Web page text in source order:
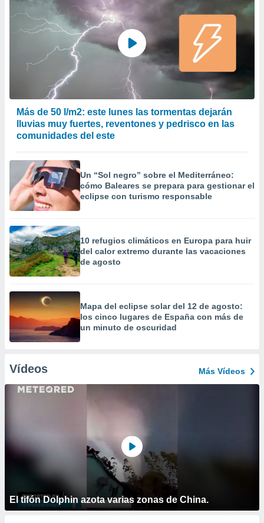
Más de 50 l/m2: este lunes las tormentas dejarán
lluvias muy fuertes, reventones y pedrisco en las
comunidades del este
Un “Sol negro” sobre el Mediterráneo:
cómo Baleares se prepara para gestionar el
eclipse con turismo responsable
10 refugios climáticos en Europa para huir
del calor extremo durante las vacaciones
de agosto
Mapa del eclipse solar del 12 de agosto:
los cinco lugares de España con más de
un minuto de oscuridad
Vídeos Más Vídeos
El tifón Dolphin azota varias zonas de China.